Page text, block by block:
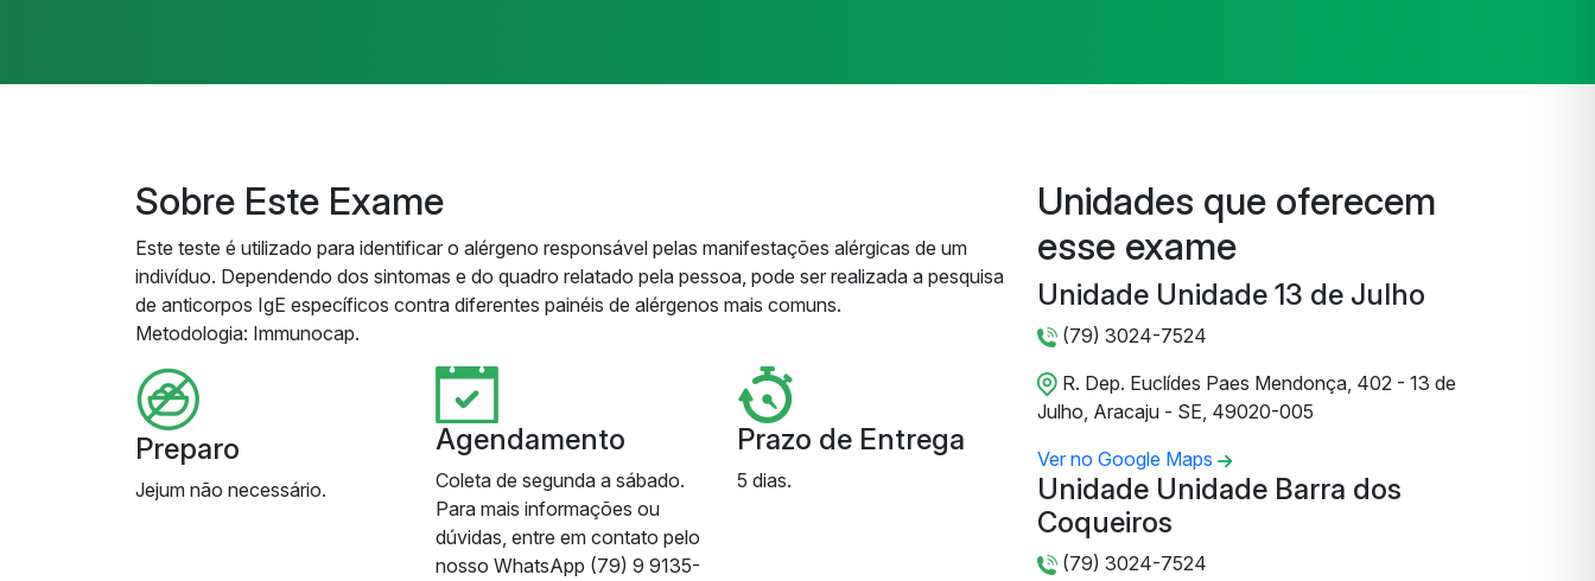
Sobre Este Exame
Este teste é utilizado para identificar o alérgeno responsável pelas manifestações alérgicas de um
indivíduo. Dependendo dos sintomas e do quadro relatado pela pessoa, pode ser realizada a pesquisa
de anticorpos IgE específicos contra diferentes painéis de alérgenos mais comuns.
Metodologia: Immunocap.
Preparo
Jejum não necessário.
Agendamento
Coleta de segunda a sábado.
Para mais informações ou
dúvidas, entre em contato pelo
nosso WhatsApp (79) 9 9135-
Prazo de Entrega
5 dias.
Unidades que oferecem
esse exame
Unidade Unidade 13 de Julho
(79) 3024-7524
R. Dep. Euclídes Paes Mendonça, 402 - 13 de
Julho, Aracaju - SE, 49020-005
Ver no Google Maps
Unidade Unidade Barra dos
Coqueiros
(79) 3024-7524